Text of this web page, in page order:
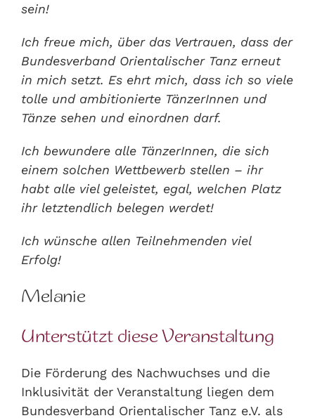
sein!
Ich freue mich, über das Vertrauen, dass der
Bundesverband Orientalischer Tanz erneut
in mich setzt. Es ehrt mich, dass ich so viele
tolle und ambitionierte TänzerInnen und
Tänze sehen und einordnen darf.
Ich bewundere alle TänzerInnen, die sich
einem solchen Wettbewerb stellen – ihr
habt alle viel geleistet, egal, welchen Platz
ihr letztendlich belegen werdet!
Ich wünsche allen Teilnehmenden viel
Erfolg!
Melanie
Unterstützt diese Veranstaltung
Die Förderung des Nachwuchses und die
Inklusivität der Veranstaltung liegen dem
Bundesverband Orientalischer Tanz e.V. als